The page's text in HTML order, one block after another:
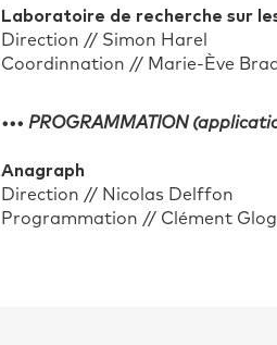
Laboratoire de recherche sur
Direction // Simon Harel
Coordinnation // Marie-Ève
••• PROGRAMMATION
Anagraph
Direction // Nicolas Delffon
Programmation // Clément